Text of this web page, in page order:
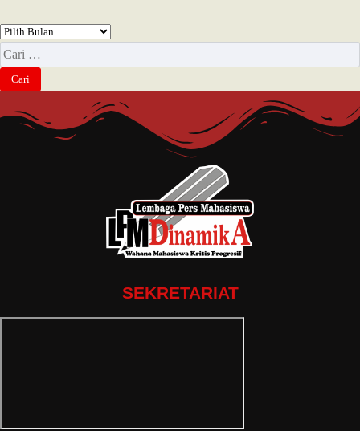
SEKRETARIAT